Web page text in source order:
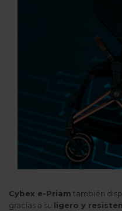
Cybex e-Priam también
gracias a su ligero y